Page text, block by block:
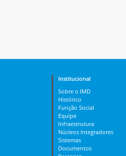
Institucional
Sobre o IMD
Histórico
Função Social
Equipe
Infraestrutura
Núcleos Integradores
Sistemas
Documentos